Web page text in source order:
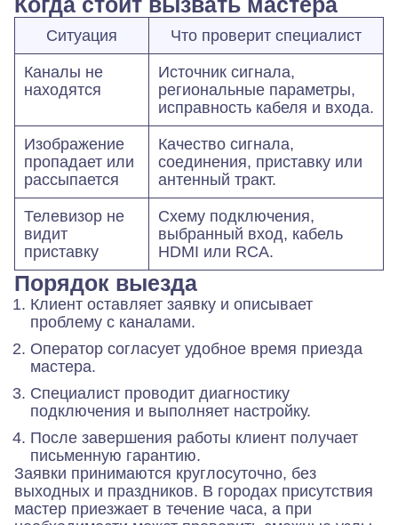
Ситуация Что проверит специалист
Каналы не
находятся
Источник сигнала,
региональные параметры,
исправность кабеля и входа.
Изображение
пропадает или
рассыпается
Качество сигнала,
соединения, приставку или
антенный тракт.
Телевизор не
видит
приставку
Схему подключения,
выбранный вход, кабель
HDMI или RCA.
Порядок выезда
Клиент оставляет заявку и описывает
проблему с каналами.
Оператор согласует удобное время приезда
мастера.
Специалист проводит диагностику
подключения и выполняет настройку.
После завершения работы клиент получает
письменную гарантию.
Заявки принимаются круглосуточно, без
выходных и праздников. В городах присутствия
мастер приезжает в течение часа, а при